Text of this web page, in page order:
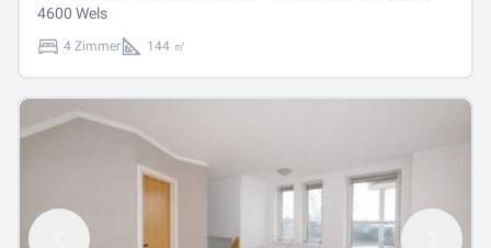
4600 Wels
4 Zimmer 144 ㎡